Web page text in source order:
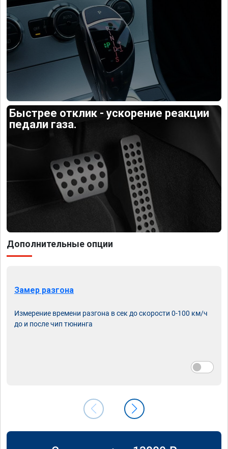
Быстрее отклик - ускорение реакции
педали газа.
Дополнительные опции
Замер разгона
Измерение времени разгона в сек до скорости 0-100 км/ч
до и после чип тюнинга